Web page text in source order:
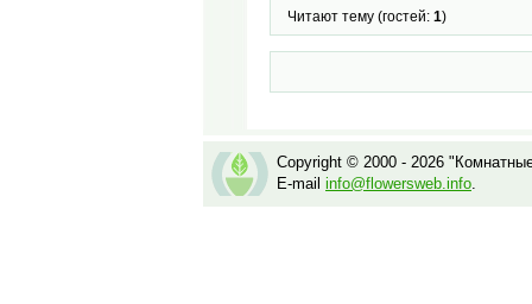
Читают тему (гостей: 1)
Copyright © 2000 - 2026
E-mail info@flowersweb.info.